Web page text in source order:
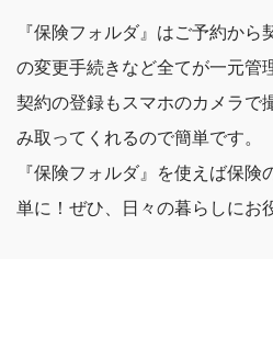
『保険フォルダ』はご予約か
の変更手続きなど全てが一元管
契約の登録もスマホのカメラで
み取ってくれるので簡単です。
『保険フォルダ』を使えば保
単に！ぜひ、日々の暮らしにお